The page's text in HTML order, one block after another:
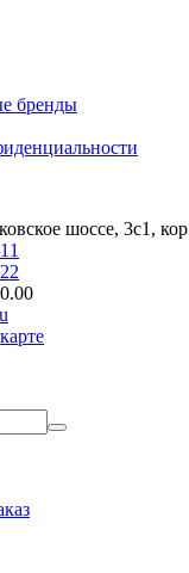
бренды
шоссе, 3с1,